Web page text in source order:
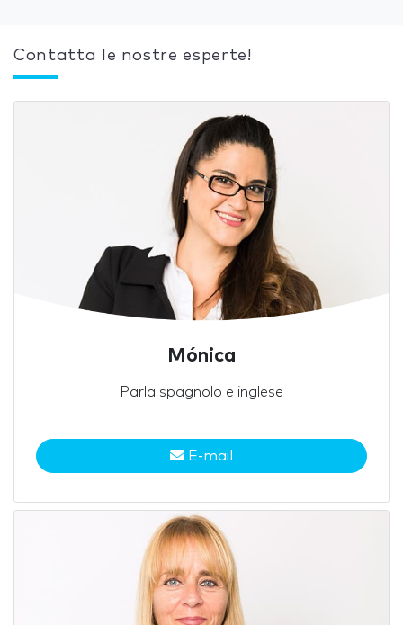
Contatta le nostre esperte!
Mónica
Parla spagnolo e inglese
E-mail